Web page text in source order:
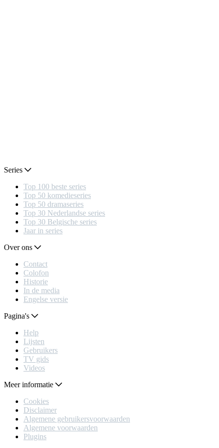
Series
Top 100 beste series
Top 50 komedieseries
Top 50 dramaseries
Top 30 Nederlandse series
Top 30 Belgische series
Jaar in series
Over ons
Contact
Colofon
Historie
In de media
Engelse versie
Pagina's
Help
Lijsten
Gebruikers
TV gids
Videos
Meer informatie
Cookies
Disclaimer
Algemene gebruikersvoorwaarden
Algemene voorwaarden
Plugins